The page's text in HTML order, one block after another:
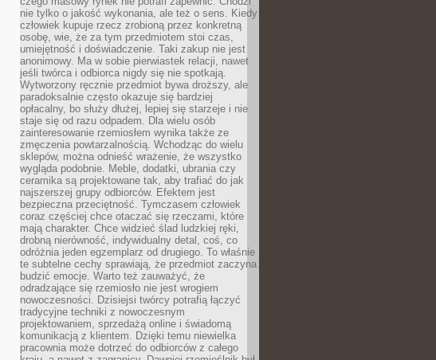
nie tylko o jakość wykonania, ale też o sens. Kiedy
człowiek kupuje rzecz zrobioną przez konkretną
osobę, wie, że za tym przedmiotem stoi czas,
umiejętność i doświadczenie. Taki zakup nie jest
anonimowy. Ma w sobie pierwiastek relacji, nawet
jeśli twórca i odbiorca nigdy się nie spotkają.
Wytworzony ręcznie przedmiot bywa droższy, ale
paradoksalnie często okazuje się bardziej
opłacalny, bo służy dłużej, lepiej się starzeje i nie
staje się od razu odpadem. Dla wielu osób
zainteresowanie rzemiosłem wynika także ze
zmęczenia powtarzalnością. Wchodząc do wielu
sklepów, można odnieść wrażenie, że wszystko
wygląda podobnie. Meble, dodatki, ubrania czy
ceramika są projektowane tak, aby trafiać do jak
najszerszej grupy odbiorców. Efektem jest
bezpieczna przeciętność. Tymczasem człowiek
coraz częściej chce otaczać się rzeczami, które
mają charakter. Chce widzieć ślad ludzkiej ręki,
drobną nierówność, indywidualny detal, coś, co
odróżnia jeden egzemplarz od drugiego. To właśnie
te subtelne cechy sprawiają, że przedmiot zaczyna
budzić emocje. Warto też zauważyć, że
odradzające się rzemiosło nie jest wrogiem
nowoczesności. Dzisiejsi twórcy potrafią łączyć
tradycyjne techniki z nowoczesnym
projektowaniem, sprzedażą online i świadomą
komunikacją z klientem. Dzięki temu niewielka
pracownia może dotrzeć do odbiorców z całego